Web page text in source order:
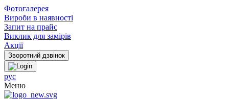
Фотогалерея
Вироби в наявності
Запит на прайс
Виклик для замірів
Акції
рус
Меню